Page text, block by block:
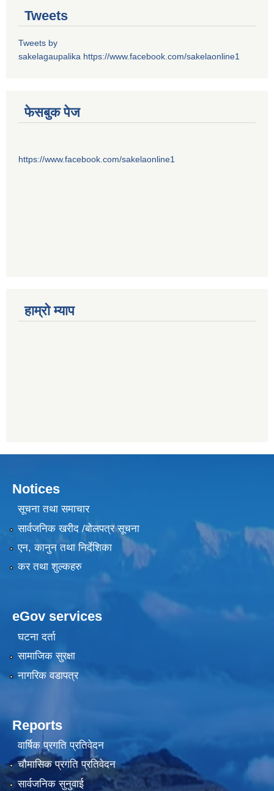
Tweets
Tweets by
sakelagaupalika https://www.facebook.com/sakelaonline1
फेसबुक पेज
https://www.facebook.com/sakelaonline1
हाम्राे म्याप
Notices
सूचना तथा समाचार
सार्वजनिक खरीद /बोलपत्र सूचना
एन, कानुन तथा निर्देशिका
कर तथा शुल्कहरु
eGov services
घटना दर्ता
सामाजिक सुरक्षा
नागरिक वडापत्र
Reports
वार्षिक प्रगति प्रतिवेदन
चौमासिक प्रगति प्रतिवेदन
सार्वजनिक सुनुवाई